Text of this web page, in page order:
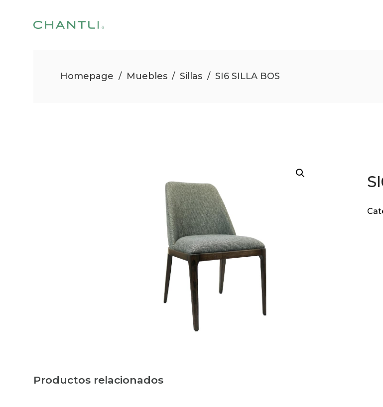
Homepage / Muebles / Sillas / SI6 SILLA BOS
Productos relacionados